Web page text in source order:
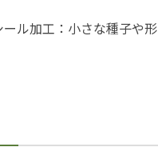
ル加工：小さな種子や